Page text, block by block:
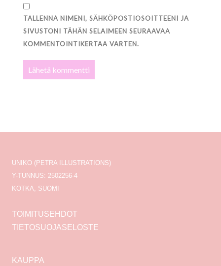
TALLENNA NIMENI, SÄHKÖPOSTIOSOITTEENI JA
SIVUSTONI TÄHÄN SELAIMEEN SEURAAVAA
KOMMENTOINTIKERTAA VARTEN.
UNIKO (PETRA ILLUSTRATIONS)
Y-TUNNUS: 2502256-4
KOTKA, SUOMI
TOIMITUSEHDOT
TIETOSUOJASELOSTE
KAUPPA